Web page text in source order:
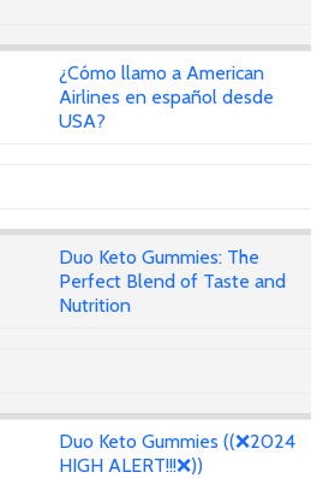
¿Cómo llamo a American
Airlines en español desde
USA?
Duo Keto Gummies: The
Perfect Blend of Taste and
Nutrition
Duo Keto Gummies ((❌2024
HIGH ALERT!!!❌))